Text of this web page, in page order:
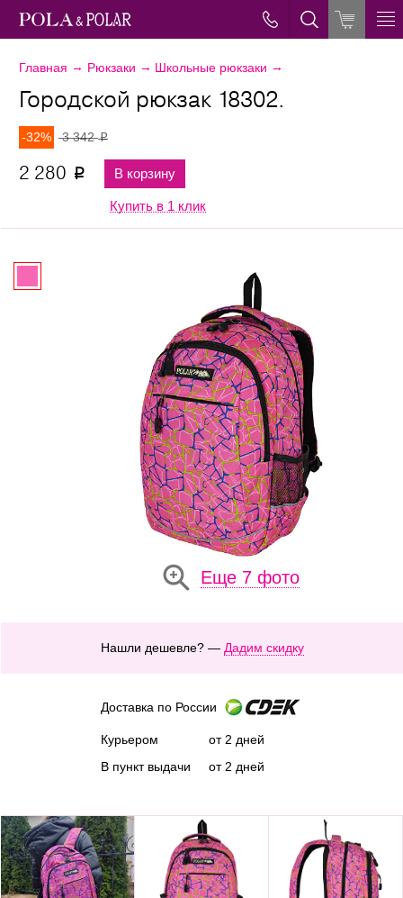
Главная → Рюкзаки → Школьные рюкзаки →
Еще 7 фото
Городской рюкзак 18302.
-32% 3 342p
2 280 p В корзину
Купить в 1 клик
Нашли дешевле? — Дадим скидку
Доставка по России
Курьером
В пункт выдачи
от 2 дней
от 2 дней